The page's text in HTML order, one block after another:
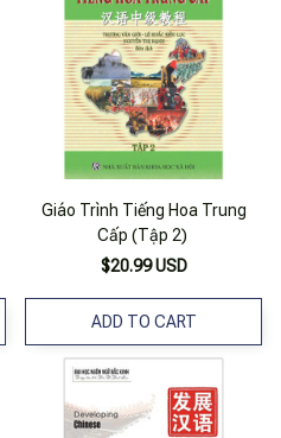
Giáo Trình Tiếng Hoa Trung
Cấp (Tập 2)
$20.99 USD
ADD TO CART